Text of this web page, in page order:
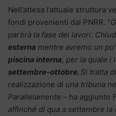
Nell’attesa l’attuale struttura
fondi provenienti dal PNRR. “
partirà la fase dei lavori.
esterna mentre avremo un
piscina interna, per la quale i
settembre-ottobre. Si tratta
realizzazione di una tribuna
Parallelamente – ha aggiunto
affinché di qua a settembre